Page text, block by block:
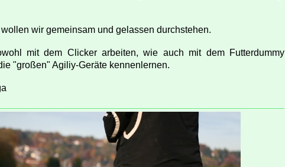
wir gemeinsam und gelassen durchstehen.
mit dem Clicker arbeiten, wie auch mit dem Futterdummy
"großen" Agiliy-Geräte kennenlernen.